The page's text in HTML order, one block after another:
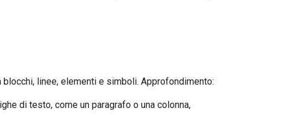
linee, elementi e simboli. Approfondimento:
di testo, come un paragrafo o una colonna,